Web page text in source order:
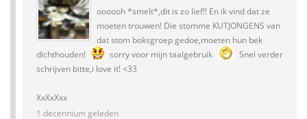
oooooh *smelt*,dit is zo lief!! En ik vind dat ze
moeten trouwen! Die stomme KUTJONGENS van
dat stom boksgroep gedoe,moeten hun bek
dichthouden!
sorry voor mijn taalgebruik
Snel verder
schrijven bitte,i love it! <33
XxXxXxx
1 decennium geleden